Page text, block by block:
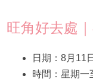
旺角好去處
日期：8月11
時間：星期一